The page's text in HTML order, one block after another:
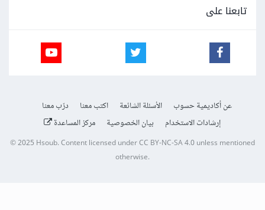
تابعنا على
عن أكاديمية حسوب الأسئلة الشائعة اكتب معنا
درّب معنا
إرشادات الاستخدام
بيان الخصوصية مركز المساعدة
© 2025 Hsoub.Content licensed underCC BY-NC-SA 4.0unless mentioned
otherwise.